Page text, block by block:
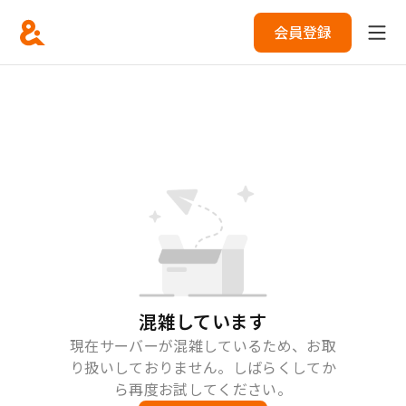
会員登録
混雑しています
現在サーバーが混雑しているため、お取
り扱いしておりません。しばらくしてか
ら再度お試してください。